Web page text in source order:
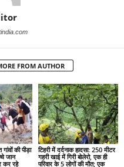
FROM AUTHOR
की पीड़ा
जान
कर रहे
टिहरी में दर्दनाक हादसा: 250 मीटर
गहरी खाई में गिरी बोलेरो, एक ही
परिवार के 5 लोगों की मौत; एक